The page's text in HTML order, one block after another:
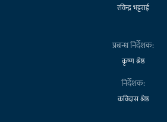
रविन्द्र भट्टराई
प्रबन्ध निर्देशक:
कृष्ण श्रेष्ठ
निर्देशक:
कविदास श्रेष्ठ